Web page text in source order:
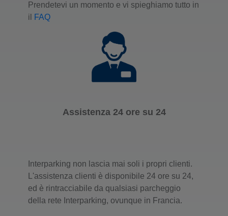
Prendetevi un momento e vi spieghiamo tutto in
il
FAQ
Assistenza 24 ore su 24
Interparking non lascia mai soli i propri clienti.
L'assistenza clienti è disponibile 24 ore su 24,
ed è rintracciabile da qualsiasi parcheggio
della rete Interparking, ovunque in Francia.